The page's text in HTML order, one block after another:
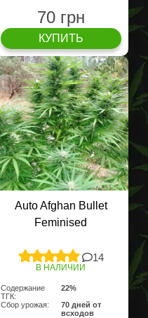
70 грн
КУПИТЬ
Auto Afghan Bullet
Feminised
14
В НАЛИЧИИ
Содержание
ТГК:
22%
Сбор урожая:
70 дней от
всходов